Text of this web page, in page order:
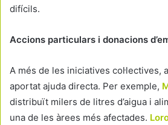
difícils.
Accions particulars i donacions
A més de les iniciatives col·lectives,
aportat ajuda directa. Per exemple,
distribuït milers de litres d’aigua i
una de les àrees més afectades.